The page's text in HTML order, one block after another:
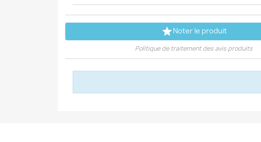
Noter le produit
Politique de traitement des avis produits